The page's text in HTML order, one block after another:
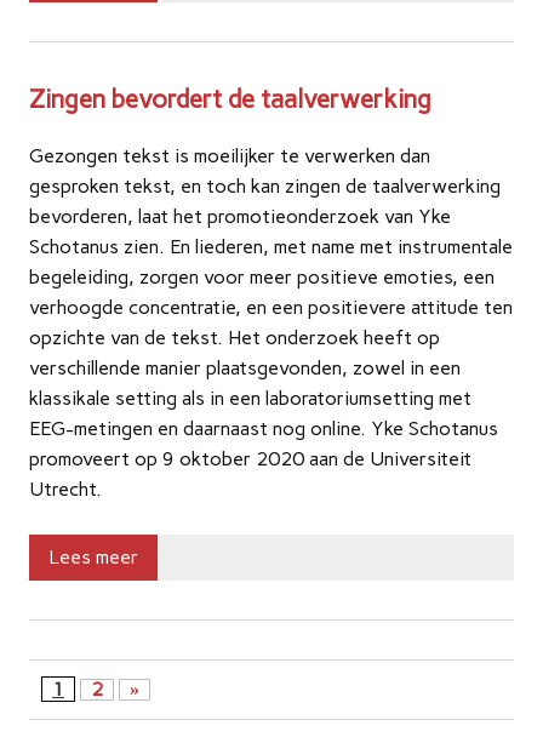
Zingen bevordert de taalverwerking
Gezongen tekst is moeilijker te verwerken dan
gesproken tekst, en toch kan zingen de taalverwerking
bevorderen, laat het promotieonderzoek van Yke
Schotanus zien. En liederen, met name met instrumentale
begeleiding, zorgen voor meer positieve emoties, een
verhoogde concentratie, en een positievere attitude ten
opzichte van de tekst. Het onderzoek heeft op
verschillende manier plaatsgevonden, zowel in een
klassikale setting als in een laboratoriumsetting met
EEG-metingen en daarnaast nog online. Yke Schotanus
promoveert op 9 oktober 2020 aan de Universiteit
Utrecht.
Lees meer
1 2 »